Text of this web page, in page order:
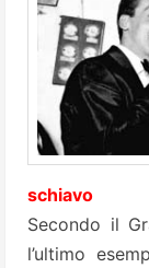
schiavo
Secondo il
l’ultimo